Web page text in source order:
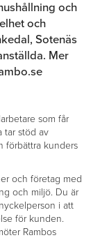
och
och
Sotenäs
Mer
som får
tar stöd av
förbättra kunders
och företag med
och miljö. Du är
i att
för kunden.
Rambos